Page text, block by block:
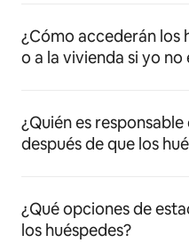
¿Cómo accederán los
o a la vivienda si yo no
¿Quién es
después de que los
¿Qué opciones de
los huéspedes?